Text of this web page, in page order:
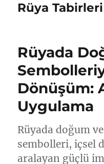
Rüya Tabirleri
Rüyada
Dönüşüm:
Uygulama
Rüyada doğum
sembolleri, içsel
aralayan güçlü